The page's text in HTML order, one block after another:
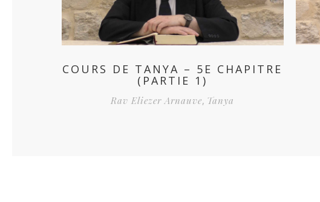
COURS DE TANYA – 5E CHAPITRE
(PARTIE 1)
Rav Eliezer Arnauve, Tanya